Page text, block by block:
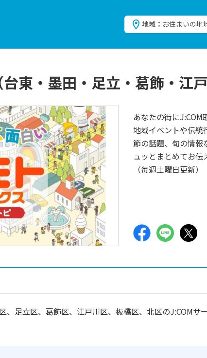
地域： お住まいの地
東・墨田・足立・葛飾・江
あなたの街にJ:COM
地域イベントや伝統
節の話題、旬の情報
ュッとまとめてお伝
（毎週土曜日更新）
、足立区、葛飾区、江戸川区、板橋区、北区のJ:COMサ